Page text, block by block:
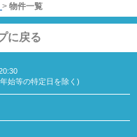
> 物件一覧
に戻る
始等の特定日を除く)